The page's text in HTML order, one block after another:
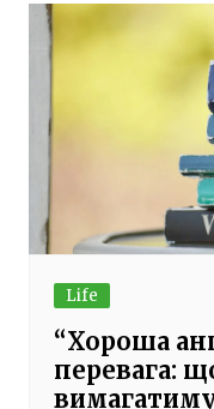
Life
“Хороша
перевага: